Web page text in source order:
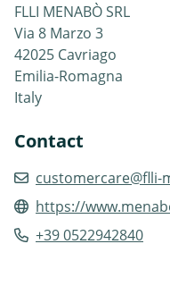
FLLI MENABÒ SRL
Via 8 Marzo 3
42025 Cavriago
Emilia-Romagna
Italy
Contact
customercare@flli-
https://
+39 0522942840